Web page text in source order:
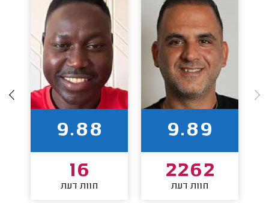
9.89
2262
חוות דעת
9.88
16
חוות דעת